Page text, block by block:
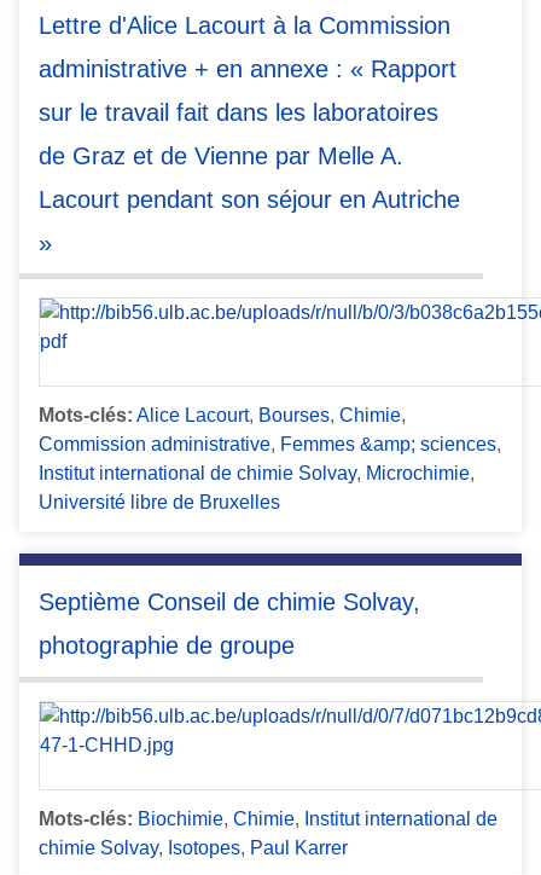
Lettre d'Alice Lacourt à la Commission
administrative + en annexe : « Rapport
sur le travail fait dans les laboratoires
de Graz et de Vienne par Melle A.
Lacourt pendant son séjour en Autriche
»
Mots-clés: Alice Lacourt, Bourses, Chimie,
Commission administrative, Femmes &amp; sciences,
Institut international de chimie Solvay, Microchimie,
Université libre de Bruxelles
Septième Conseil de chimie Solvay,
photographie de groupe
Mots-clés: Biochimie, Chimie, Institut international de
chimie Solvay, Isotopes, Paul Karrer